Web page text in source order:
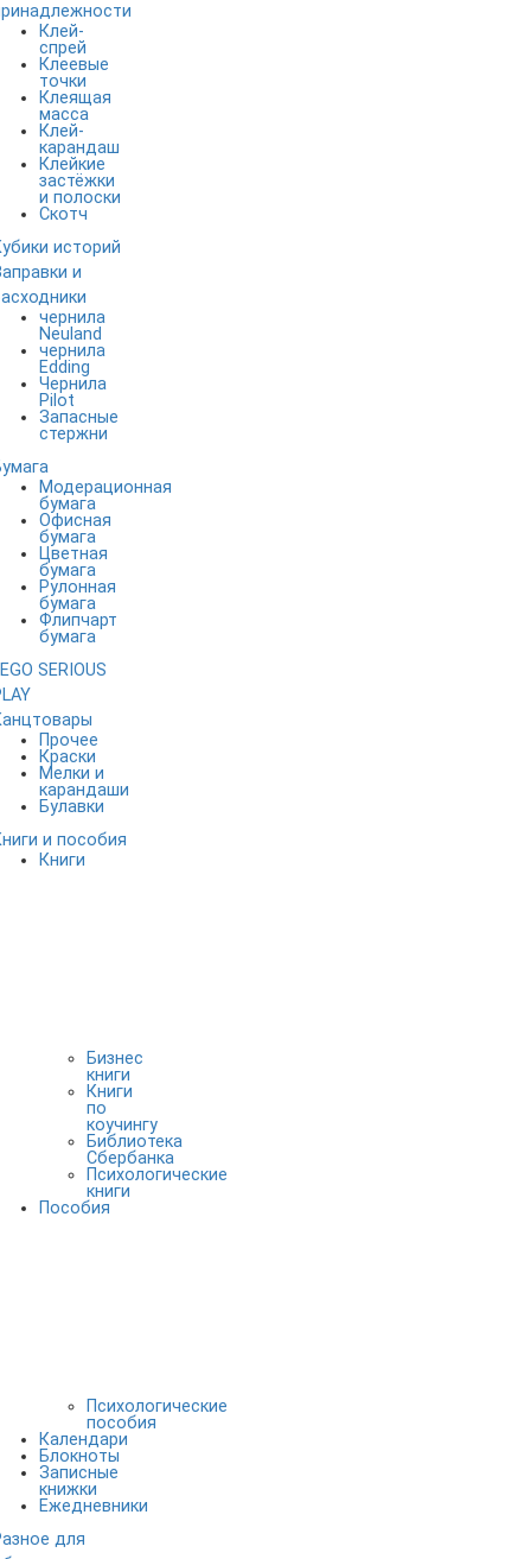
Клей-
спрей
Клеевые
точки
Клеящая
масса
Клей-
карандаш
Клейкие
застёжки
и полоски
Скотч
историй
и
чернила
Neuland
чернила
Edding
Чернила
Pilot
Запасные
стержни
Модерационная
бумага
Офисная
бумага
Цветная
бумага
Рулонная
бумага
Флипчарт
бумага
SERIOUS
Прочее
Краски
Мелки и
карандаши
Булавки
и пособия
Книги
Бизнес
книги
Книги
по
коучингу
Библиотека
Сбербанка
Психологические
книги
Пособия
Психологические
пособия
Календари
Блокноты
Записные
книжки
Ежедневники
для